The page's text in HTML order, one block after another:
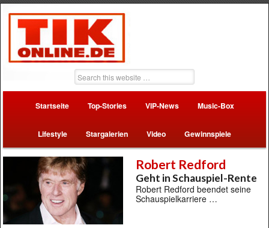
Startseite Top-Stories VIP-News Music-Box
Lifestyle Stargalerien Video Gewinnspiele
Robert Redford
Geht in Schauspiel-Rente
Robert Redford beendet seine
Schauspielkarriere …